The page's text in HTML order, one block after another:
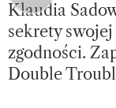
Klaudia
sekrety
zgodności.
Double